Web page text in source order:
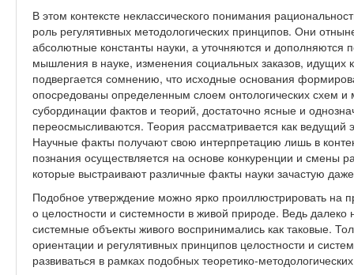
В этом контексте неклассического понимания
роль регулятивных методологических принципов. Они
абсолютные константы науки, а уточняются и дополняются
мышления в науке, изменения социальных заказов, идущих
подвергается сомнению, что исходные основания
опосредованы определенным слоем онтологических схем
субординации фактов и теорий, достаточно ясные и
переосмысливаются. Теория рассматривается как ведущий
Научные факты получают свою интерпретацию лишь в
познания осуществляется на основе конкуренции и смены
которые выстраивают различные факты науки зачастую
Подобное утверждение можно ярко проиллюстрировать на
о целостности и системности в живой природе. Ведь далеко
системные объекты живого воспринимались как таковые.
ориентации и регулятивных принципов целостности и
развиваться в рамках подобных теоретико-